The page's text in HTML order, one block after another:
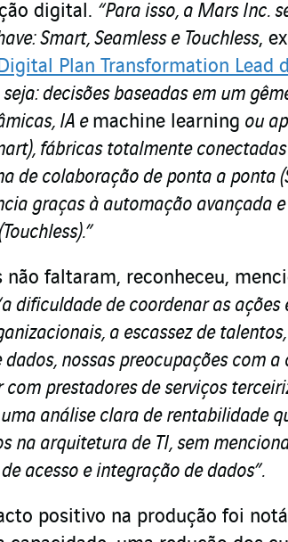
digital. “Para isso, a Mars Inc.
Smart, Seamless e Touchless,
Plan Transformation Lead
seja: decisões baseadas em um
IA e machine learning ou
fábricas totalmente
de colaboração de ponta a ponta
graças à automação avançada
não faltaram, reconheceu,
dificuldade de coordenar as ações
a escassez de
nossas preocupações com a
prestadores de serviços
análise clara de rentabilidade
na arquitetura de TI, sem
acesso e integração de dados”.
positivo na produção foi